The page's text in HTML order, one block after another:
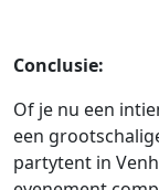
Conclusie:
Of je nu een
een
partytent in